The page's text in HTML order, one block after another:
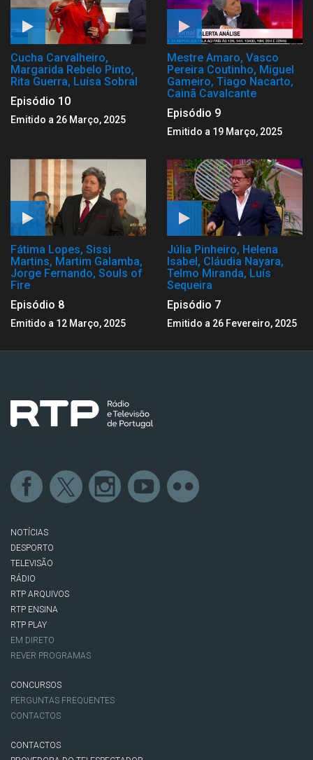
Cucha Carvalheiro,
Margarida Rebelo Pinto,
Rita Guerra, Luísa Sobral
Episódio 10
Emitido a 26 Março, 2025
Mestre Amaro, Vasco
Pereira Coutinho, Miguel
Gameiro, Tiago Nacarto,
Cainã Cavalcante
Episódio 9
Emitido a 19 Março, 2025
Fátima Lopes, Sissi
Martins, Martim Galamba,
Jorge Fernando, Souls of
Fire
Episódio 8
Emitido a 12 Março, 2025
Júlia Pinheiro, Helena
Isabel, Cláudia Nayara,
Telmo Miranda, Luís
Sequeira
Episódio 7
Emitido a 26 Fevereiro, 2025
NOTÍCIAS
DESPORTO
TELEVISÃO
RÁDIO
RTP ARQUIVOS
RTP ENSINA
RTP PLAY
EM DIRETO
REVER PROGRAMAS
CONCURSOS
PERGUNTAS FREQUENTES
CONTACTOS
CONTACTOS